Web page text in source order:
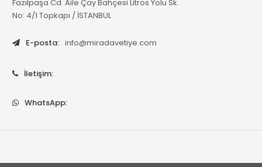
Fazılpaşa Cd. Aile Çay Bahçesi Litros Yolu Sk.
No: 4/1 Topkapı / İSTANBUL
E-posta: info@miradavetiye.com
İletişim:
WhatsApp: